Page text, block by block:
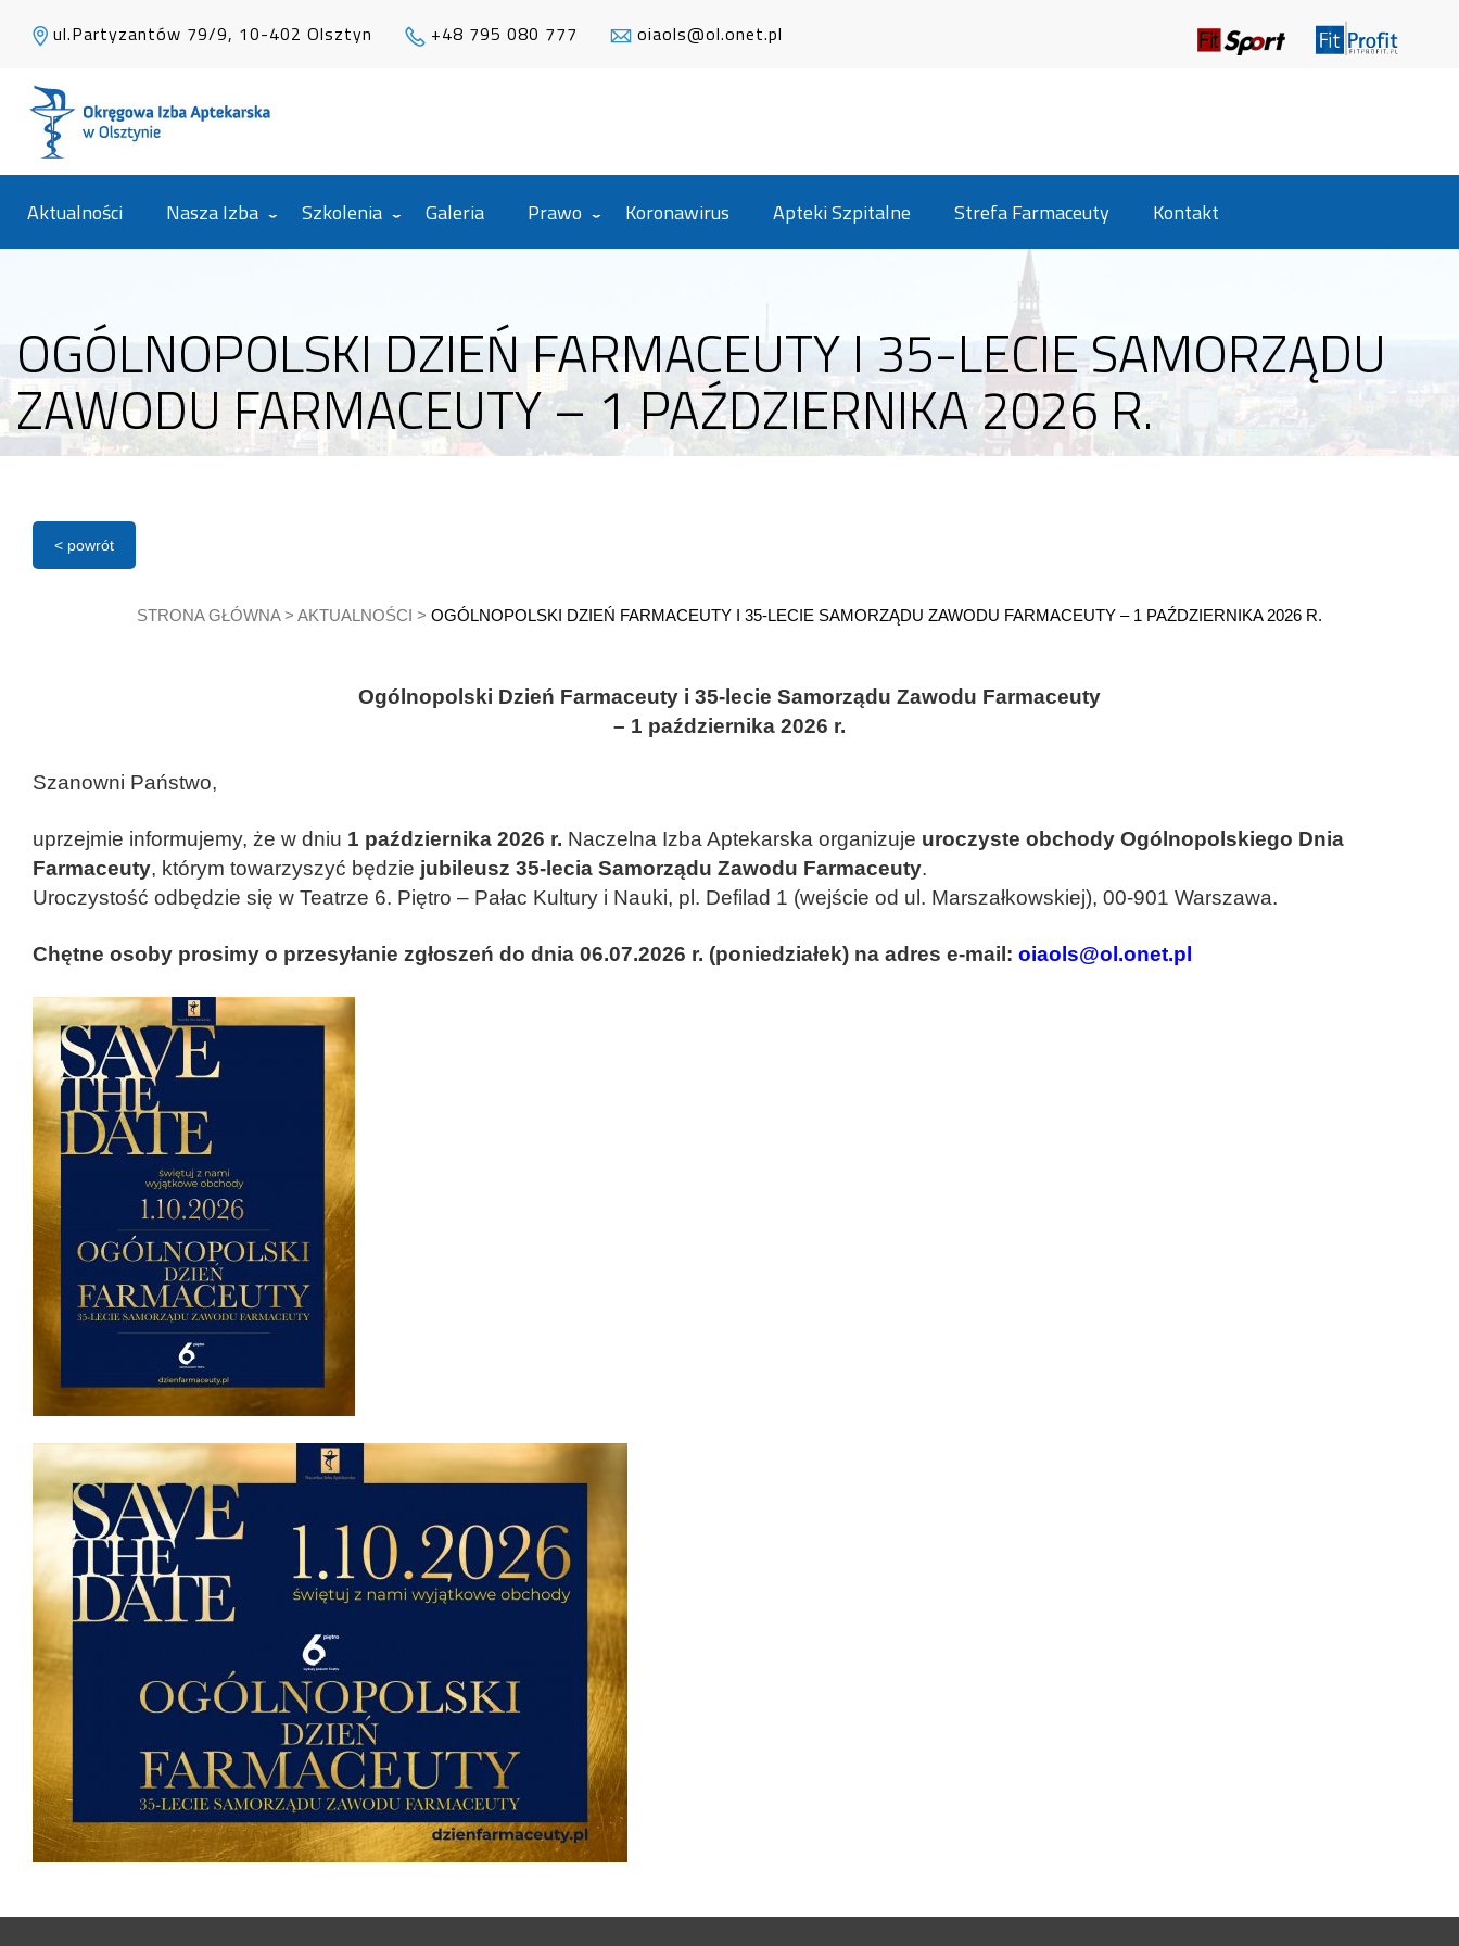
ul.Partyzantów 79/9, 10-402 Olsztyn +48 795 080 777 oiaols@ol.onet.pl
Aktualności Nasza Izba Szkolenia Galeria Prawo Koronawirus Apteki Szpitalne Strefa Farmaceuty Kontakt
OGÓLNOPOLSKI DZIEŃ FARMACEUTY I 35-LECIE SAMORZĄDU
ZAWODU FARMACEUTY – 1 PAŹDZIERNIKA 2026 R.
< powrót
STRONA GŁÓWNA> AKTUALNOŚCI > OGÓLNOPOLSKI DZIEŃ FARMACEUTY I 35-LECIE SAMORZĄDU ZAWODU FARMACEUTY – 1 PAŹDZIERNIKA 2026 R.
Ogólnopolski Dzień Farmaceuty i 35-lecie Samorządu Zawodu Farmaceuty
– 1 października 2026 r.
Szanowni Państwo,
uprzejmie informujemy, że w dniu 1 października 2026 r. Naczelna Izba Aptekarska organizuje uroczyste obchody Ogólnopolskiego Dnia
Farmaceuty, którym towarzyszyć będzie jubileusz 35-lecia Samorządu Zawodu Farmaceuty.
Uroczystość odbędzie się w Teatrze 6. Piętro – Pałac Kultury i Nauki, pl. Defilad 1 (wejście od ul. Marszałkowskiej), 00-901 Warszawa.
Chętne osoby prosimy o przesyłanie zgłoszeń do dnia 06.07.2026 r. (poniedziałek) na adres e-mail: oiaols@ol.onet.pl